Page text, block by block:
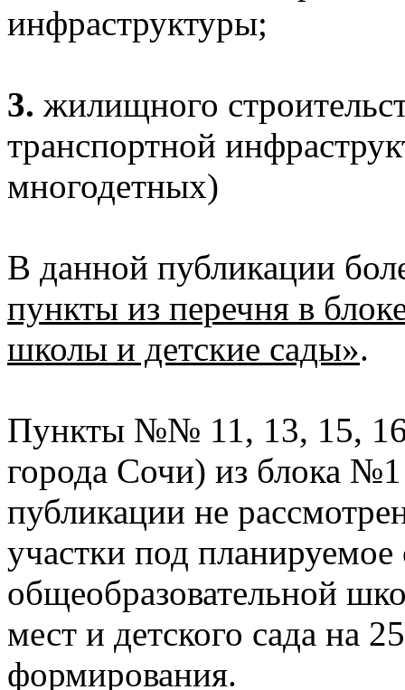
инфраструктуры;
3. жилищного
транспортной
многодетных)
В данной публикации
пункты из перечня в
школы и детские сады».
Пункты №№ 11, 13, 15,
города Сочи) из блока
публикации не
участки под планируемое
общеобразовательной
мест и детского сада на
формирования.